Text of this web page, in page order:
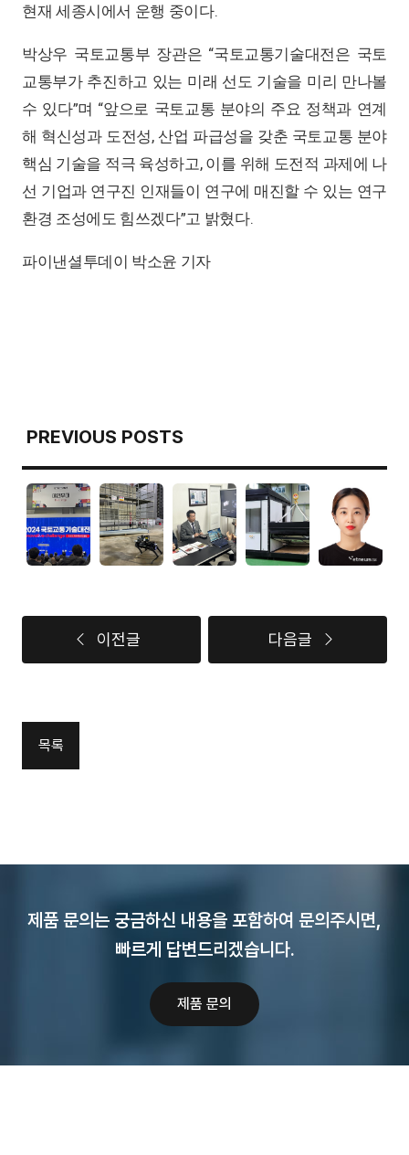
현재 세종시에서 운행 중이다.
박상우 국토교통부 장관은 “국토교통기술대전은 국토
교통부가 추진하고 있는 미래 선도 기술을 미리 만나볼
수 있다”며 “앞으로 국토교통 분야의 주요 정책과 연계
해 혁신성과 도전성, 산업 파급성을 갖춘 국토교통 분야
핵심 기술을 적극 육성하고, 이를 위해 도전적 과제에 나
선 기업과 연구진 인재들이 연구에 매진할 수 있는 연구
환경 조성에도 힘쓰겠다”고 밝혔다.
파이낸셜투데이 박소윤 기자
PREVIOUS POSTS
이전글 다음글
목록
제품 문의는 궁금하신 내용을 포함하여 문의주시면,
빠르게 답변드리겠습니다.
제품 문의